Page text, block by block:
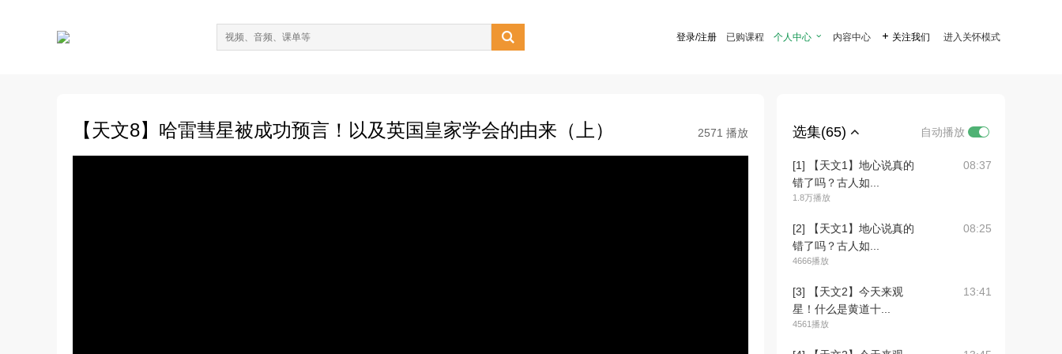
 登录/注册 已购课程 个人中心  内容中心  关注我们 进入关怀模式
【天文8】哈雷彗星被成功预言！以及英国皇家学会的由来（上） 2571 播放 选集(65) 自动播放
[1] 【天文1】地心说真的
错了吗？古人如...
1.8万播放
08:37
[2] 【天文1】地心说真的
错了吗？古人如...
4666播放
08:25
[3] 【天文2】今天来观
星！什么是黄道十...
4561播放
13:41